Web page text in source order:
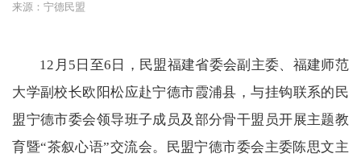
来源：宁德民盟
12月5日至6日，民盟福建省委会副主委、福建师范
大学副校长欧阳松应赴宁德市霞浦县，与挂钩联系的民
盟宁德市委会领导班子成员及部分骨干盟员开展主题教
育暨“茶叙心语”交流会。民盟宁德市委会主委陈思文主